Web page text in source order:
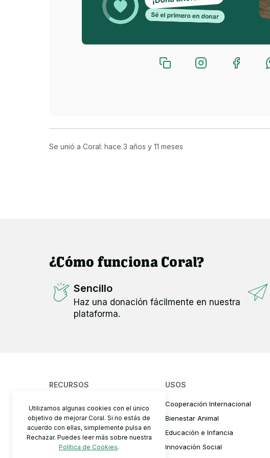
Por si te interesa
👋 Conoce a nuestra primera iniciativa
Se unió a Coral: hace 3 años y 11 meses
¿Cómo funciona Coral?
Sencillo
Haz una donación fácilmente en nuestra
plataforma.
RECURSOS
Precios y comisiones
Cómo recaudar fondos
Preguntas Frecuentes
USOS
Cooperación Internacional
Bienestar Animal
Educación e Infancia
Innovación Social
Utilizamos algunas cookies con el único
objetivo de mejorar Coral. Si no estás de
acuerdo con ellas, simplemente pulsa en
Rechazar. Puedes leer más sobre nuestra
Política de Cookies.